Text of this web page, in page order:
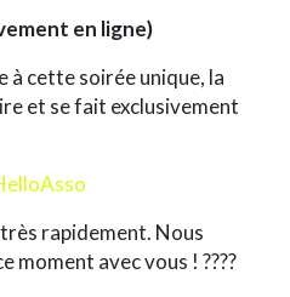
en ligne)
cette soirée unique, la
et se fait exclusivement
rapidement. Nous
moment avec vous ! ????